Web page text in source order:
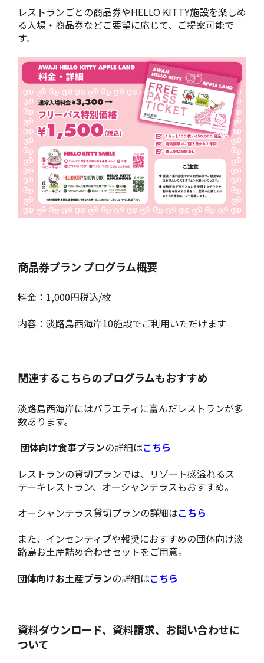
レストランごとの商品券やHELLO KITTY施設を楽しめ
る入場・商品券などご要望に応じて、ご提案可能で
す。
商品券プラン プログラム概要
料金：1,000円税込/枚
内容：淡路島西海岸10施設でご利用いただけます
関連するこちらのプログラムもおすすめ
淡路島西海岸にはバラエティに富んだレストランが多
数あります。
団体向け食事プランの詳細はこちら
レストランの貸切プランでは、リゾート感溢れるス
テーキレストラン、オーシャンテラスもおすすめ。
オーシャンテラス貸切プランの詳細はこちら
また、インセンティブや報奨におすすめの団体向け淡
路島お土産詰め合わせセットをご用意。
団体向けお土産プランの詳細はこちら
資料ダウンロード、資料請求、お問い合わせに
ついて